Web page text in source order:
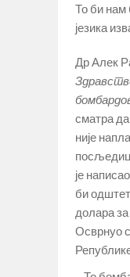
То би нам
језика
Др Алек
сматра
није
је
би
долара
Осврнуо